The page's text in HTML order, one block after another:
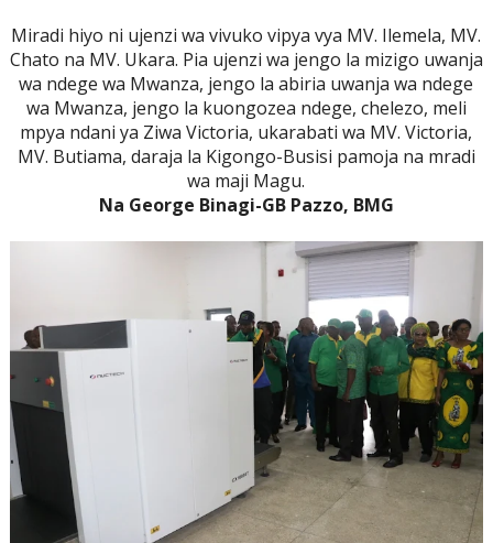
Miradi hiyo ni ujenzi wa vivuko vipya vya MV. Ilemela, MV.
Chato na MV. Ukara. Pia ujenzi wa jengo la mizigo uwanja
wa ndege wa Mwanza, jengo la abiria uwanja wa ndege
wa Mwanza, jengo la kuongozea ndege, chelezo, meli
mpya ndani ya Ziwa Victoria, ukarabati wa MV. Victoria,
MV. Butiama, daraja la Kigongo-Busisi pamoja na mradi
wa maji Magu.
Na George Binagi-GB Pazzo, BMG